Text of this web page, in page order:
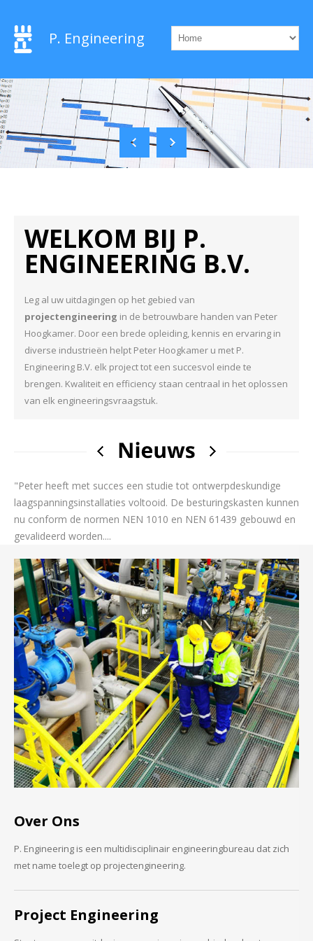
P. Engineering
WELKOM BIJ P.
ENGINEERING B.V.
Leg al uw uitdagingen op het gebied van
projectengineering in de betrouwbare handen van Peter
Hoogkamer. Door een brede opleiding, kennis en ervaring in
diverse industrieën helpt Peter Hoogkamer u met P.
Engineering B.V. elk project tot een succesvol einde te
brengen. Kwaliteit en efficiency staan centraal in het oplossen
van elk engineeringsvraagstuk.
"Peter heeft met succes een studie tot ontwerpdeskundige
laagspanningsinstallaties voltooid. De besturingskasten kunnen
nu conform de normen NEN 1010 en NEN 61439 gebouwd en
gevalideerd worden....
Over Ons
P. Engineering is een multidisciplinair engineeringbureau dat zich
met name toelegt op projectengineering.
Project Engineering